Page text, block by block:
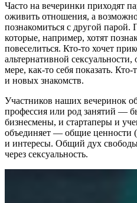
Часто на вечеринки приходят
оживить отношения, а
познакомиться с другой парой.
которые, например, хотят
повеселиться. Кто-то хочет
альтернативной
мере, как-то себя показать.
и новых знакомств.
Участников наших вечеринок
профессия или род занятий —
бизнесмены, и стартаперы и
объединяет — общие ценности
и интересы. Общий дух
через сексуальность.